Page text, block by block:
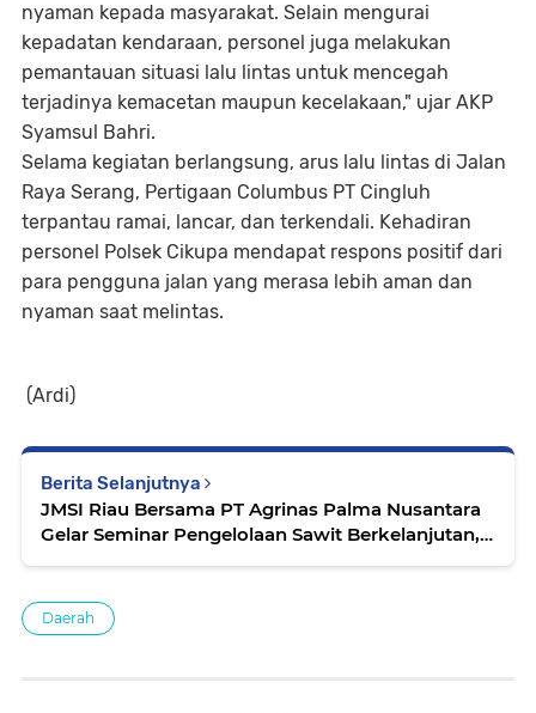
nyaman kepada masyarakat. Selain mengurai
kepadatan kendaraan, personel juga melakukan
pemantauan situasi lalu lintas untuk mencegah
terjadinya kemacetan maupun kecelakaan," ujar AKP
Syamsul Bahri.
Selama kegiatan berlangsung, arus lalu lintas di Jalan
Raya Serang, Pertigaan Columbus PT Cingluh
terpantau ramai, lancar, dan terkendali. Kehadiran
personel Polsek Cikupa mendapat respons positif dari
para pengguna jalan yang merasa lebih aman dan
nyaman saat melintas.
(Ardi)
Berita Selanjutnya
JMSI Riau Bersama PT Agrinas Palma Nusantara
Gelar Seminar Pengelolaan Sawit Berkelanjutan,
Daerah